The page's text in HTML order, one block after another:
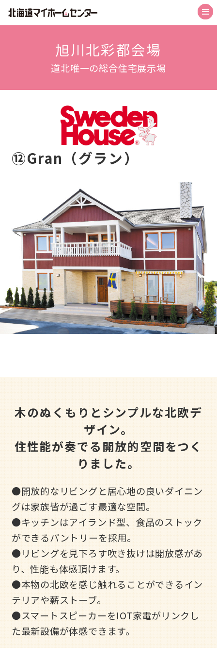
札幌北会場
旭川北彩都会場
函館会場
苫小牧会場
お知らせ
収納コラム
マイホームセンターとは
住宅購入までの流れ（ご検討始めの方）
住宅メーカーから探す
旭川北彩都会場
道北唯一の総合住宅展示場
⑫Gran（グラン）
木のぬくもりとシンプルな北欧デ
ザイン。
住性能が奏でる開放的空間をつく
りました。
●開放的なリビングと居心地の良いダイニン
グは家族皆が過ごす最適な空間。
●キッチンはアイランド型、食品のストック
ができるパントリーを採用。
●リビングを見下ろす吹き抜けは開放感があ
り、性能も体感頂けます。
●本物の北欧を感じ触れることができるイン
テリアや薪ストーブ。
●スマートスピーカーをIOT家電がリンクし
た最新設備が体感できます。